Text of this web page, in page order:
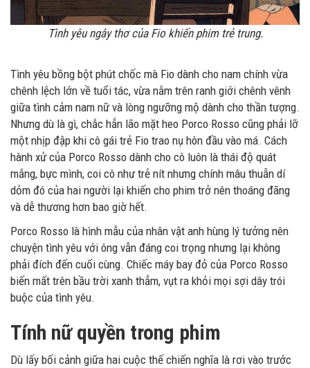
Tình yêu ngây thơ của Fio khiến phim trẻ trung.
Tình yêu bồng bột phút chốc mà Fio dành cho nam chính vừa
chênh lệch lớn về tuổi tác, vừa nằm trên ranh giới chênh vênh
giữa tình cảm nam nữ và lòng ngưỡng mộ dành cho thần tượng.
Nhưng dù là gì, chắc hẳn lão mặt heo Porco Rosso cũng phải lỡ
một nhịp đập khi cô gái trẻ Fio trao nụ hôn đầu vào má. Cách
hành xử của Porco Rosso dành cho cô luôn là thái độ quát
mắng, bực mình, coi cô như trẻ nít nhưng chính mâu thuẫn dí
dỏm đó của hai người lại khiến cho phim trở nên thoáng đãng
và dễ thương hơn bao giờ hết.
Porco Rosso là hình mẫu của nhân vật anh hùng lý tưởng nên
chuyện tình yêu với ông vẫn đáng coi trọng nhưng lại không
phải đích đến cuối cùng. Chiếc máy bay đỏ của Porco Rosso
biến mất trên bầu trời xanh thẳm, vụt ra khỏi mọi sợi dây trói
buộc của tình yêu.
Tính nữ quyền trong phim
Dù lấy bối cảnh giữa hai cuộc thế chiến nghĩa là rơi vào trước